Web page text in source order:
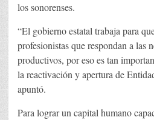
los sonorenses.
“El gobierno estatal trabaja para
profesionistas que respondan a las
productivos, por eso es tan
la reactivación y apertura de
apuntó.
Para lograr un capital humano